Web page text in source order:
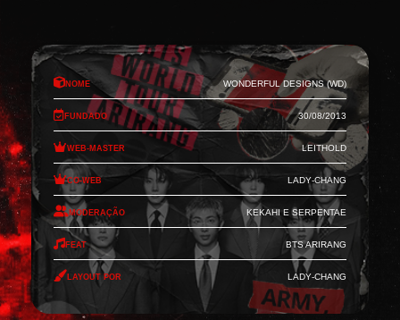
Nome Wonderful Designs (WD)
Fundado 30/08/2013
Web-Master Leithold
Co-Web Lady-Chang
Moderação Kekahi e Serpentae
Feat BTS Arirang
Layout por Lady-Chang